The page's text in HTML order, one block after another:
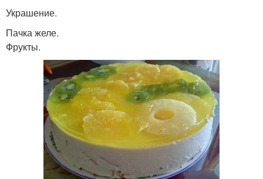
Украшение.
Пачка желе.
Фрукты.